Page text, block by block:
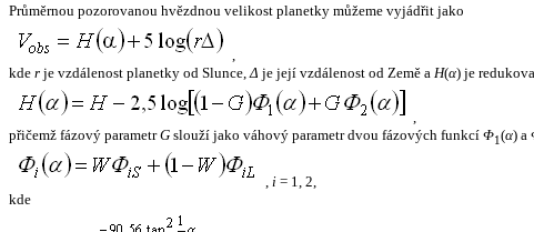
Průměrnou pozorovanou hvězdnou velikost planetky můžeme vyjádřit jako
,
kde r je vzdálenost planetky od Slunce,Δ je její vzdálenost od Země a H(α) je
,
přičemž fázový parametrG slouží jako váhový parametr dvou fázových funkcí Φ1(α) a
, i = 1, 2,
kde